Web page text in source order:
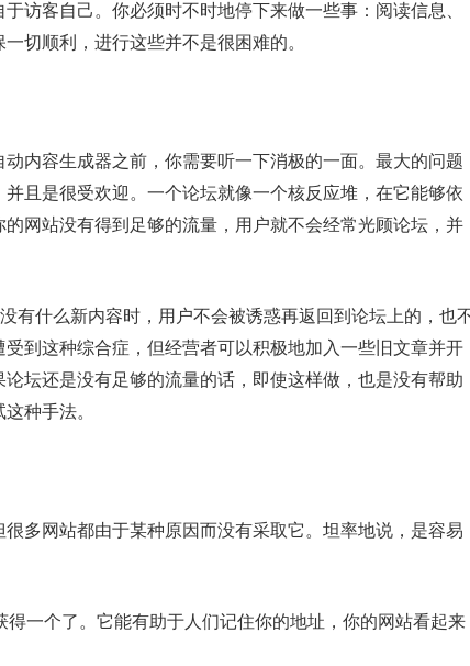
访客自己。你必须时不时地停下来做一些事：阅读信息、
切顺利，进行这些并不是很困难的。
内容生成器之前，你需要听一下消极的一面。最大的问题
且是很受欢迎。一个论坛就像一个核反应堆，在它能够依
网站没有得到足够的流量，用户就不会经常光顾论坛，并
有什么新内容时，用户不会被诱惑再返回到论坛上的，也
到这种综合症，但经营者可以积极地加入一些旧文章并开
坛还是没有足够的流量的话，即使这样做，也是没有帮助
种手法。
多网站都由于某种原因而没有采取它。坦率地说，是容易
一个了。它能有助于人们记住你的地址，你的网站看起来